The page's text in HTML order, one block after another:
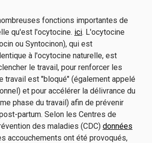
fonctions importantes de
qu'est l'ocytocine. ici. L'ocytocine
ou Syntocinon), qui est
à l'ocytocine naturelle, est
le travail, pour renforcer les
travail est "bloqué" (également appelé
et pour accélérer la délivrance du
phase du travail) afin de prévenir
partum. Selon les Centres de
des maladies (CDC) données
accouchements ont été provoqués,